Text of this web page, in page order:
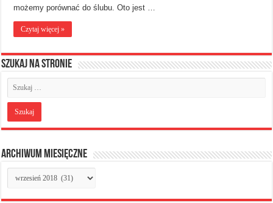
możemy porównać do ślubu. Oto jest …
Czytaj więcej »
Szukaj na stronie
Archiwum miesięczne
Archiwum
miesięczne